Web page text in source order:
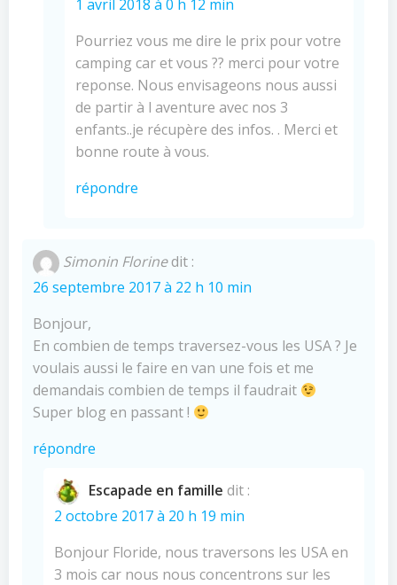
1 avril 2018 à 0 h 12 min
Pourriez vous me dire le prix pour votre
camping car et vous ?? merci pour votre
reponse. Nous envisageons nous aussi
de partir à l aventure avec nos 3
enfants..je récupère des infos. . Merci et
bonne route à vous.
répondre
Simonin Florinedit :
26 septembre 2017 à 22 h 10 min
Bonjour,
En combien de temps traversez-vous les USA ? Je
voulais aussi le faire en van une fois et me
demandais combien de temps il faudrait
Super blog en passant !
répondre
Escapade en famille dit :
2 octobre 2017 à 20 h 19 min
Bonjour Floride, nous traversons les USA en
3 mois car nous nous concentrons sur les